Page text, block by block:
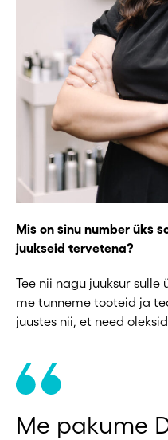
Mis on sinu number üks
juukseid tervetena?
Tee nii nagu juuksur sulle
me tunneme tooteid ja
juustes nii, et need
Me pakume